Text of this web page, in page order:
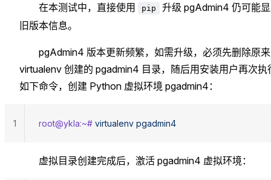
在本测试中，直接使用 pip
升级 pgAdmin4 仍可能
旧版本信息。
pgAdmin4 版本更新频繁，如需升级，必须先删除原
virtualenv 创建的 pgadmin4 目录，随后用安装用户再次执
如下命令，创建 Python 虚拟环境 pgadmin4：
root@ykla:~# virtualenv pgadmin4
1
虚拟目录创建完成后，激活 pgadmin4 虚拟环境：